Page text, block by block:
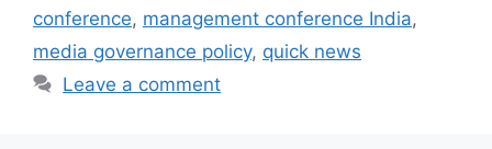
conference, management conference India,
media governance policy, quick news
Leave a comment